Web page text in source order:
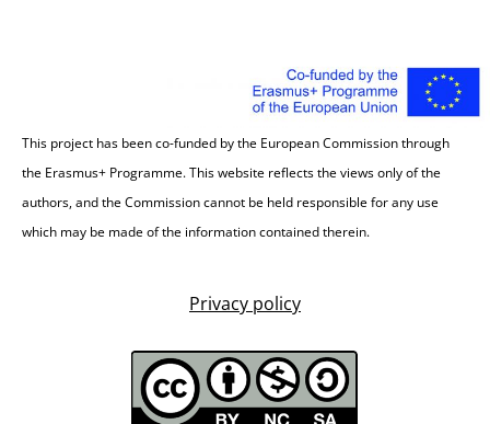
This project has been co-funded by the European Commission through
the Erasmus+ Programme. This website reflects the views only of the
authors, and the Commission cannot be held responsible for any use
which may be made of the information contained therein.
Privacy policy